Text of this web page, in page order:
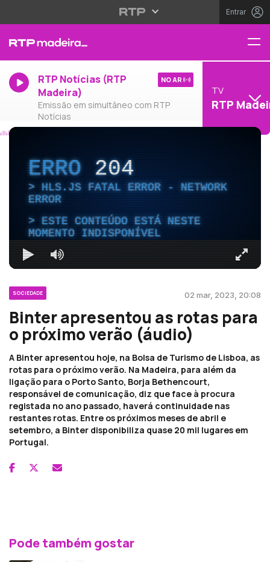
Entrar
RTP Notícias (RTP
Madeira)
Emissão em simultâneo com RTP
Notícias
NO AR
TV
RTP
ERRO204
HLS.JS FATAL ERROR - NETWORK
ERROR
ESTE CONTEÚDO ESTÁ NESTE
MOMENTO INDISPONÍVEL
SOCIEDADE 02 mar, 2023, 20:08
Binter apresentou as rotas para
o próximo verão (áudio)
A Binter apresentou hoje, na Bolsa de Turismo de Lisboa, as
rotas para o próximo verão. Na Madeira, para além da
ligação para o Porto Santo, Borja Bethencourt,
responsável de comunicação, diz que face à procura
registada no ano passado, haverá continuidade nas
restantes rotas. Entre os próximos meses de abril e
setembro, a Binter disponibiliza quase 20 mil lugares em
Portugal.
Pode também gostar